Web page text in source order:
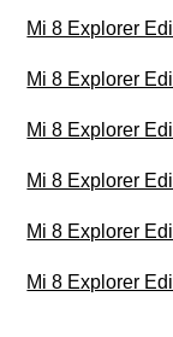
Mi 8 Explorer
Mi 8 Explorer
Mi 8 Explorer
Mi 8 Explorer
Mi 8 Explorer
Mi 8 Explorer